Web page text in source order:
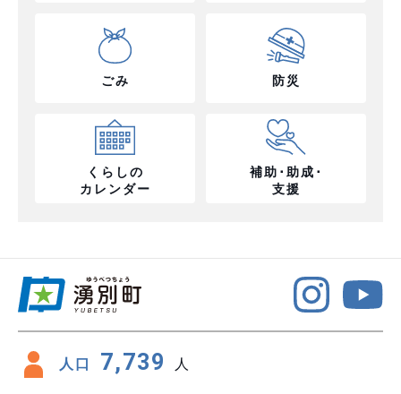
ごみ 防災
くらしの
カレンダー
補助･助成･
支援
人口 7,739 人